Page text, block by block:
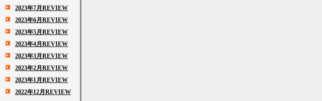
2023年7月REVIEW
2023年6月REVIEW
2023年5月REVIEW
2023年4月REVIEW
2023年3月REVIEW
2023年2月REVIEW
2023年1月REVIEW
2022年12月REVIEW